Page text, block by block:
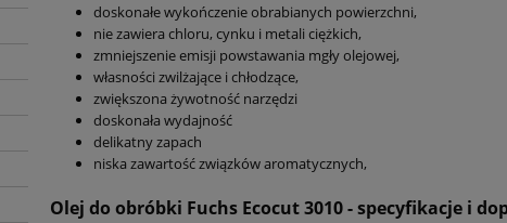
doskonałe wykończenie obrabianych powierzchni,
nie zawiera chloru, cynku i metali ciężkich,
zmniejszenie emisji powstawania mgły olejowej,
własności zwilżające i chłodzące,
zwiększona żywotność narzędzi
doskonała wydajność
delikatny zapach
niska zawartość związków aromatycznych,
Olej do obróbki Fuchs Ecocut 3010- specyfikacje i